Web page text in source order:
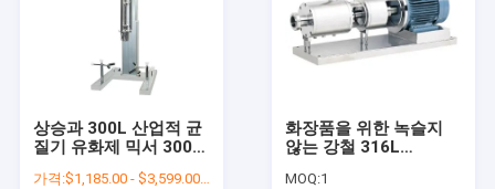
상승과 300L 산업적 균
질기 유화제 믹서 3000
가격:$1,185.00 - $3,599.00/Sets
화장품을 위한 녹슬지
않는 강철 316L
MOQ:1